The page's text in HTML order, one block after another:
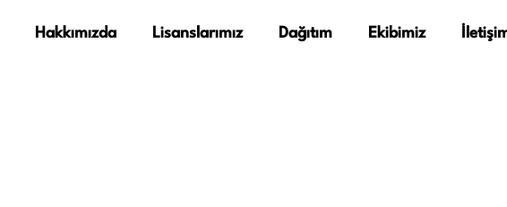
Hakkımızda Lisanslarımız Dağıtım Ekibimiz